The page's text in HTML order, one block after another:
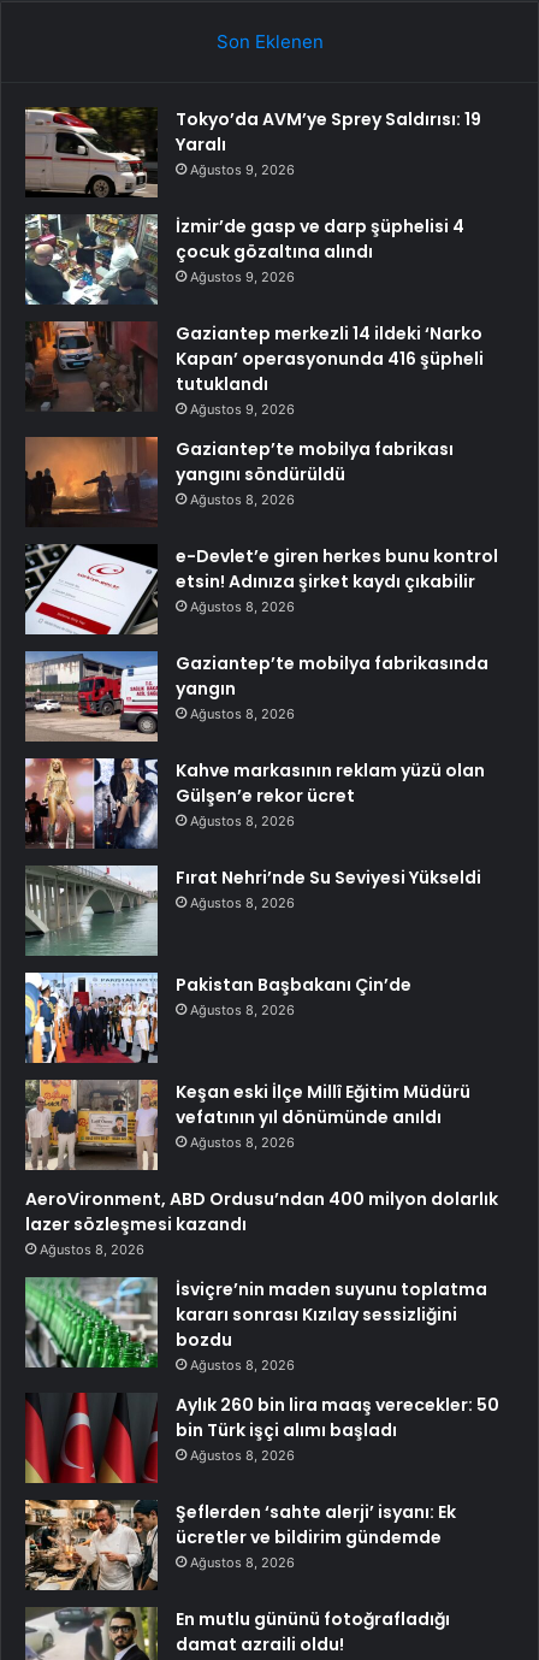
Son Eklenen
Tokyo’da AVM’ye Sprey Saldırısı: 19
Yaralı
Ağustos 9, 2026
İzmir’de gasp ve darp şüphelisi 4
çocuk gözaltına alındı
Ağustos 9, 2026
Gaziantep merkezli 14 ildeki ‘Narko
Kapan’ operasyonunda 416 şüpheli
tutuklandı
Ağustos 9, 2026
Gaziantep’te mobilya fabrikası
yangını söndürüldü
Ağustos 8, 2026
e-Devlet’e giren herkes bunu kontrol
etsin! Adınıza şirket kaydı çıkabilir
Ağustos 8, 2026
Gaziantep’te mobilya fabrikasında
yangın
Ağustos 8, 2026
Kahve markasının reklam yüzü olan
Gülşen’e rekor ücret
Ağustos 8, 2026
Fırat Nehri’nde Su Seviyesi Yükseldi
Ağustos 8, 2026
Pakistan Başbakanı Çin’de
Ağustos 8, 2026
Keşan eski İlçe Millî Eğitim Müdürü
vefatının yıl dönümünde anıldı
Ağustos 8, 2026
AeroVironment, ABD Ordusu’ndan 400 milyon dolarlık
lazer sözleşmesi kazandı
Ağustos 8, 2026
İsviçre’nin maden suyunu toplatma
kararı sonrası Kızılay sessizliğini
bozdu
Ağustos 8, 2026
Aylık 260 bin lira maaş verecekler: 50
bin Türk işçi alımı başladı
Ağustos 8, 2026
Şeflerden ‘sahte alerji’ isyanı: Ek
ücretler ve bildirim gündemde
Ağustos 8, 2026
En mutlu gününü fotoğrafladığı
damat azraili oldu!